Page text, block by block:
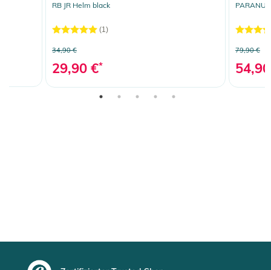
RB JR Helm black
(1)
34,90 €
29,90 €*
79,90 €